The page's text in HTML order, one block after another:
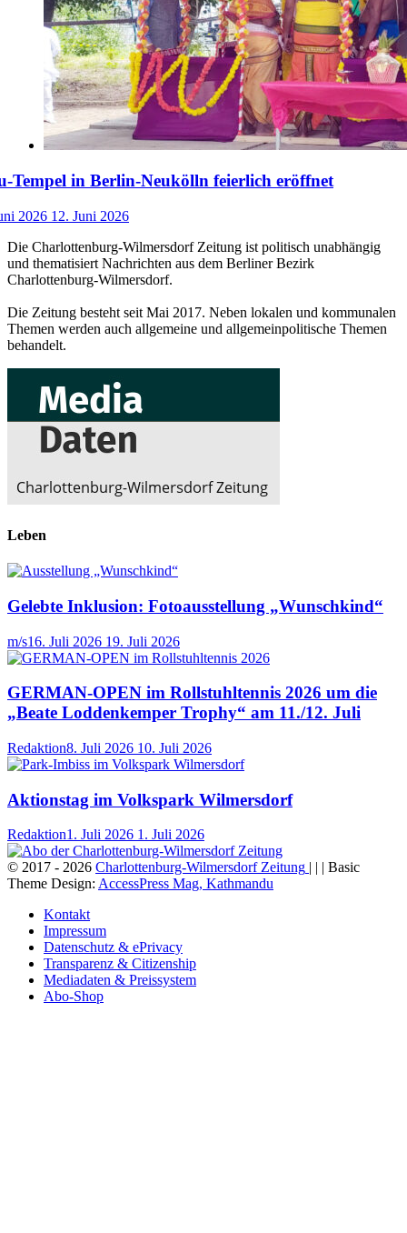
Tempel in Berlin-Neukölln feierlich eröffnet
2026 12. Juni 2026
Die Charlottenburg-Wilmersdorf Zeitung ist politisch unabhängig
und thematisiert Nachrichten aus dem Berliner Bezirk
Charlottenburg-Wilmersdorf.
Die Zeitung besteht seit Mai 2017. Neben lokalen und kommunalen
Themen werden auch allgemeine und allgemeinpolitische Themen
behandelt.
Leben
Gelebte Inklusion: Fotoausstellung „Wunschkind“
m/s16. Juli 2026 19. Juli 2026
GERMAN-OPEN im Rollstuhltennis 2026 um die
„Beate Loddenkemper Trophy“ am 11./12. Juli
Redaktion8. Juli 2026 10. Juli 2026
Aktionstag im Volkspark Wilmersdorf
Redaktion1. Juli 2026 1. Juli 2026
© 2017 - 2026 Charlottenburg-Wilmersdorf Zeitung | | | Basic
Theme Design: AccessPress Mag, Kathmandu
Kontakt
Impressum
Datenschutz & ePrivacy
Transparenz & Citizenship
Mediadaten & Preissystem
Abo-Shop